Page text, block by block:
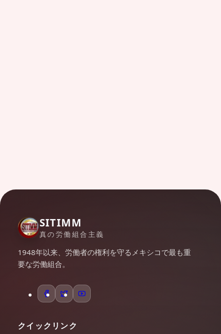
SITIMM
真の労働組合主義
1948年以来、労働者の権利を守るメキシコで最も重
要な労働組合。
クイックリンク